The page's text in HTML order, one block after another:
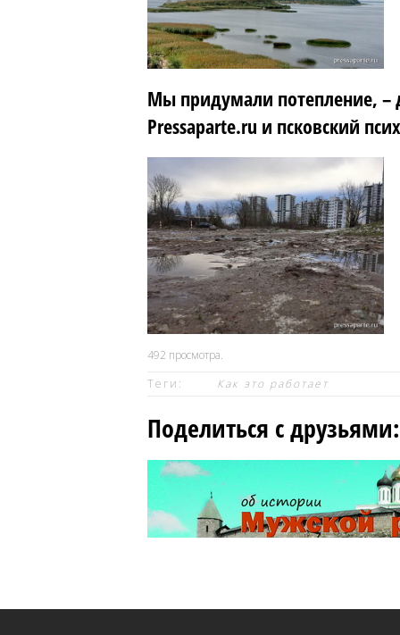
Мы придумали потепление, –
Pressaparte.ru и псковский
492 просмотра.
Теги:
Как это работает
Поделиться с друзьями: